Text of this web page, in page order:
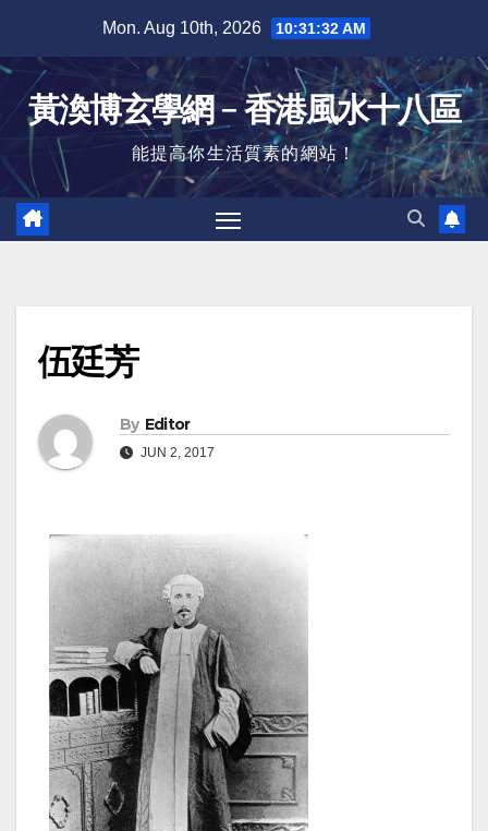
content
Mon. Aug 10th, 2026 10:31:33 AM
黃渙博玄學網﹣香港風水十八區
能提高你生活質素的網站！
伍廷芳
By Editor
JUN 2, 2017